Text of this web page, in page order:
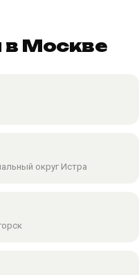
Москве
округ Истра